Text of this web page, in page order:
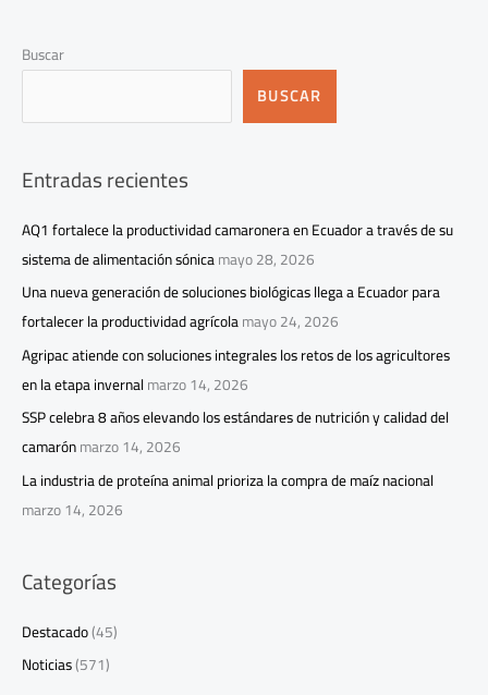
Buscar
BUSCAR
Entradas recientes
AQ1 fortalece la productividad camaronera en Ecuador a través de su
sistema de alimentación sónicamayo 28, 2026
Una nueva generación de soluciones biológicas llega a Ecuador para
fortalecer la productividad agrícolamayo 24, 2026
Agripac atiende con soluciones integrales los retos de los agricultores
en la etapa invernalmarzo 14, 2026
SSP celebra 8 años elevando los estándares de nutrición y calidad del
camarónmarzo 14, 2026
La industria de proteína animal prioriza la compra de maíz nacional
marzo 14, 2026
Categorías
Destacado(45)
Noticias(571)